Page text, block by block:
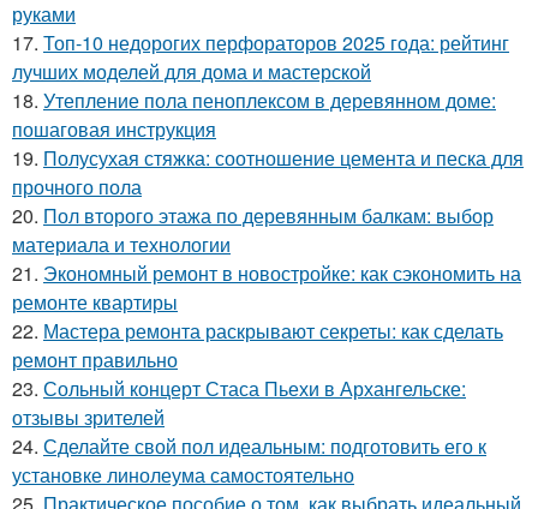
руками
17. Топ-10 недорогих перфораторов 2025 года: рейтинг
лучших моделей для дома и мастерской
18. Утепление пола пеноплексом в деревянном доме:
пошаговая инструкция
19. Полусухая стяжка: соотношение цемента и песка для
прочного пола
20. Пол второго этажа по деревянным балкам: выбор
материала и технологии
21. Экономный ремонт в новостройке: как сэкономить на
ремонте квартиры
22. Мастера ремонта раскрывают секреты: как сделать
ремонт правильно
23. Сольный концерт Стаса Пьехи в Архангельске:
отзывы зрителей
24. Сделайте свой пол идеальным: подготовить его к
установке линолеума самостоятельно